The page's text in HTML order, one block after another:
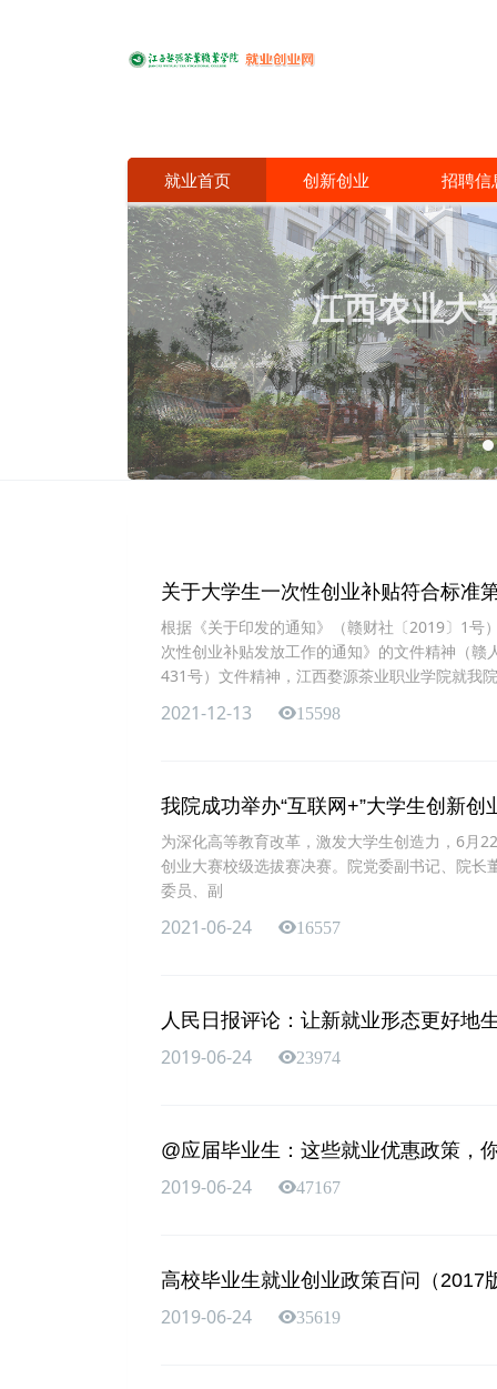
就业首页 创新创业 招聘信
全国特色鲜
关于大学生一次性创业补贴符合标准
根据《关于印发的通知》（赣财社〔2019〕1号
次性创业补贴发放工作的通知》的文件精神（
431号）文件精神，江西婺源茶业职业学院就我
2021-12-13 15598
我院成功举办“互联网+”大学生创新创
为深化高等教育改革，激发大学生创造力，6月
创业大赛校级选拔赛决赛。院党委副书记、院
委员、副
2021-06-24 16557
人民日报评论：让新就业形态更好地
2019-06-24 23974
@应届毕业生：这些就业优惠政策，
2019-06-24 47167
高校毕业生就业创业政策百问（2017
2019-06-24 35619